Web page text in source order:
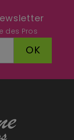
des Pros
OK